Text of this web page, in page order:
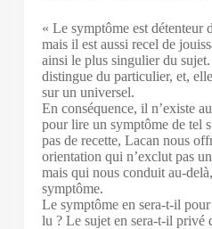
« Le symptôme est détenteur
mais il est aussi recel de
ainsi le plus singulier du
distingue du particulier, et,
sur un universel.
En conséquence, il n’existe
pour lire un symptôme de tel
pas de recette, Lacan nous
orientation qui n’exclut pas
mais qui nous conduit au-
symptôme.
Le symptôme en sera-t-il
lu ? Le sujet en sera-t-il privé